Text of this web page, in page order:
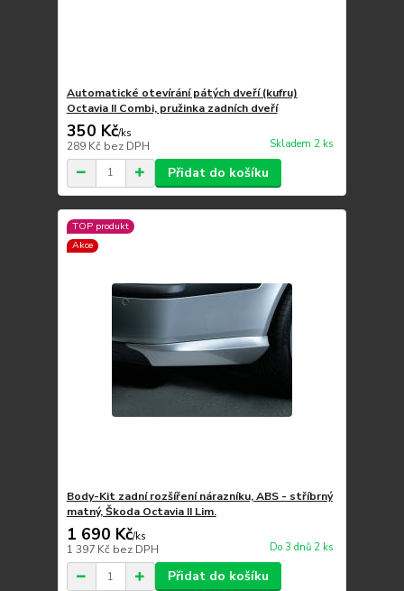
Automatické otevírání pátých dveří (kufru)
Octavia II Combi, pružinka zadních dveří
350 Kč/ks
289 Kč bez DPH Skladem 2 ks
Přidat do košíku
TOP produkt
Akce
Body-Kit zadní rozšíření nárazníku, ABS - stříbrný
matný, Škoda Octavia II Lim.
1 690 Kč/ks
1 397 Kč bez DPH Do 3 dnů 2 ks
Přidat do košíku